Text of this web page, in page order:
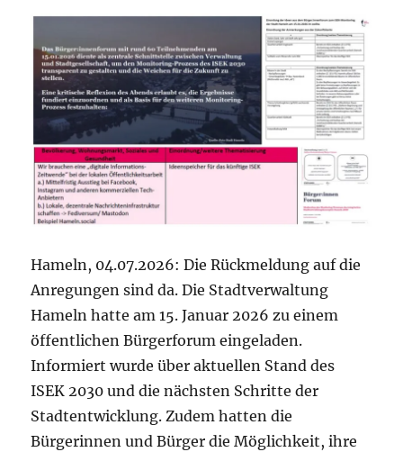
Hameln, 04.07.2026: Die Rückmeldung auf die
Anregungen sind da. Die Stadtverwaltung
Hameln hatte am 15. Januar 2026 zu einem
öffentlichen Bürgerforum eingeladen.
Informiert wurde über aktuellen Stand des
ISEK 2030 und die nächsten Schritte der
Stadtentwicklung. Zudem hatten die
Bürgerinnen und Bürger die Möglichkeit, ihre